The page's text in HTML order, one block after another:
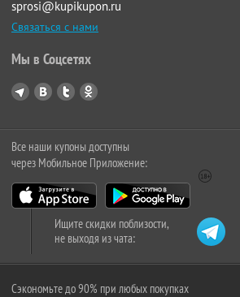
sprosi@kupikupon.ru
Связаться с нами
Мы в Соцсетях
Все наши купоны доступны
через Мобильное Приложение:
Ищите скидки поблизости,
не выходя из чата:
Сэкономьте до 90% при любых покупках